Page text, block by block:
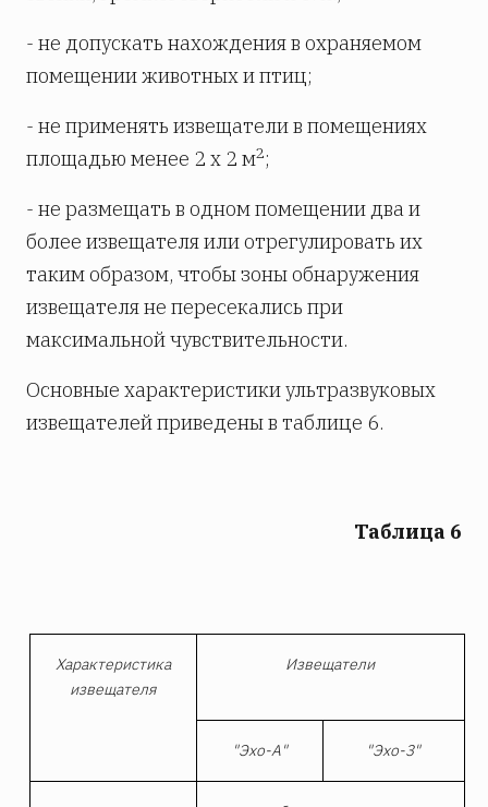
- не допускать нахождения в охраняемом
помещении животных и птиц;
- не применять извещатели в помещениях
площадью менее 2 х 2 м2;
- не размещать в одном помещении два и
более извещателя или отрегулировать их
таким образом, чтобы зоны обнаружения
извещателя не пересекались при
максимальной чувствительности.
Основные характеристики ультразвуковых
извещателей приведены в таблице 6.
Таблица 6
Характеристика
извещателя
Извещатели
"Эхо-А" "Эхо-3"